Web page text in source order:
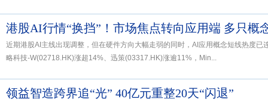
港股AI行情“换挡”！市场焦点转向应用端 多只概
近期港股AI主线出现调整，但在硬件方向大幅走弱的同时，AI应用概念短线热度
略科技-W(02718.HK)涨超14%、迅策(03317.HK)涨逾11%，Min...
领益智造跨界追“光” 40亿元重整20天“闪退”